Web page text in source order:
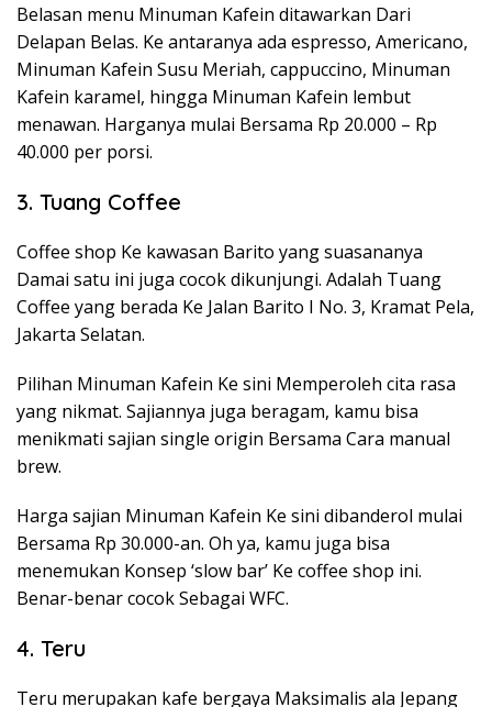
Belasan menu Minuman Kafein ditawarkan Dari
Delapan Belas. Ke antaranya ada espresso, Americano,
Minuman Kafein Susu Meriah, cappuccino, Minuman
Kafein karamel, hingga Minuman Kafein lembut
menawan. Harganya mulai Bersama Rp 20.000 – Rp
40.000 per porsi.
3. Tuang Coffee
Coffee shop Ke kawasan Barito yang suasananya
Damai satu ini juga cocok dikunjungi. Adalah Tuang
Coffee yang berada Ke Jalan Barito I No. 3, Kramat Pela,
Jakarta Selatan.
Pilihan Minuman Kafein Ke sini Memperoleh cita rasa
yang nikmat. Sajiannya juga beragam, kamu bisa
menikmati sajian single origin Bersama Cara manual
brew.
Harga sajian Minuman Kafein Ke sini dibanderol mulai
Bersama Rp 30.000-an. Oh ya, kamu juga bisa
menemukan Konsep ‘slow bar’ Ke coffee shop ini.
Benar-benar cocok Sebagai WFC.
4. Teru
Teru merupakan kafe bergaya Maksimalis ala Jepang